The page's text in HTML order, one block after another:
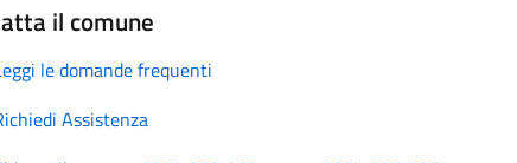
il comune
le domande frequenti
Assistenza